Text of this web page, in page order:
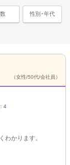
性別･年代
（女性/50代/会社員）
4
わかります。